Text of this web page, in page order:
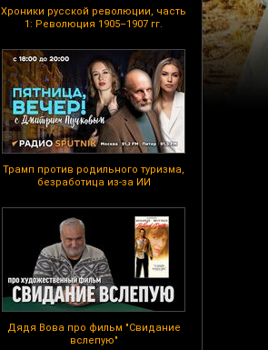
Хроники русской революции, часть
1: Революция 1905–1907 гг.
Трамп против родильного туризма,
безработица из-за ИИ
Дядя Вова про фильм "Свидание
вслепую"